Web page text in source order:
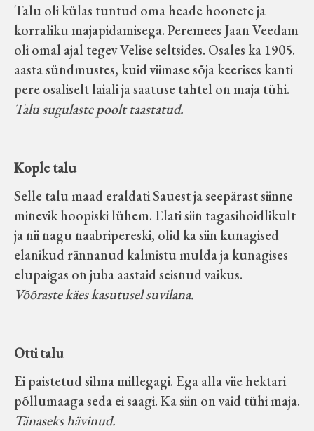
Talu oli külas tuntud oma heade hoonete ja
korraliku majapidamisega. Peremees Jaan Veedam
oli omal ajal tegev Velise seltsides. Osales ka 1905.
aasta sündmustes, kuid viimase sõja keerises kanti
pere osaliselt laiali ja saatuse tahtel on maja tühi.
Talu sugulaste poolt taastatud.
Kople talu
Selle talu maad eraldati Sauest ja seepärast siinne
minevik hoopiski lühem. Elati siin tagasihoidlikult
ja nii nagu naabripereski, olid ka siin kunagised
elanikud rännanud kalmistu mulda ja kunagises
elupaigas on juba aastaid seisnud vaikus.
Võõraste käes kasutusel suvilana.
Otti talu
Ei paistetud silma millegagi. Ega alla viie hektari
põllumaaga seda ei saagi. Ka siin on vaid tühi maja.
Tänaseks hävinud.